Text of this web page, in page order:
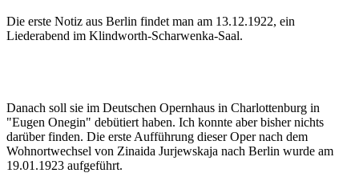
Die erste Notiz aus Berlin findet man am 13.12.1922, ein
Liederabend im Klindworth-Scharwenka-Saal.
Danach soll sie im Deutschen Opernhaus in Charlottenburg in
"Eugen Onegin" debütiert haben. Ich konnte aber bisher nichts
darüber finden. Die erste Aufführung dieser Oper nach dem
Wohnortwechsel von Zinaida Jurjewskaja nach Berlin wurde am
19.01.1923 aufgeführt.